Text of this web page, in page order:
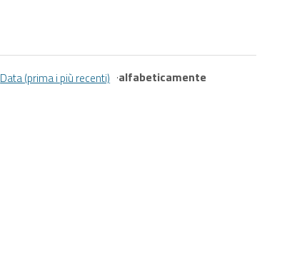
Data (prima i più recenti) ·alfabeticamente